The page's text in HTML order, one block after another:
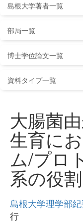
島根大学著者一覧
部局一覧
博士学位論文一覧
資料タイプ一覧
大腸菌
生育に
ム/プロ
系の役
島根大学理学部
行